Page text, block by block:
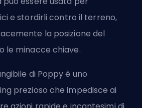
e stordirli contro il terreno,
la posizione del
le minacce chiave.
di Poppy è uno
prezioso che impedisce ai